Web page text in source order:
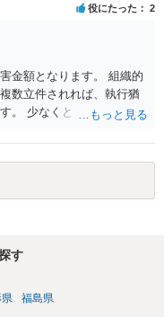
役にたった 2
金額となります。 組織的
数立件されれば、執行猶
。 少なくとも、執行猶予
行うこともあります。 保
求されるまで難しいです
護方針により、結果が変
選任されることをお勧め
す
県 福島県